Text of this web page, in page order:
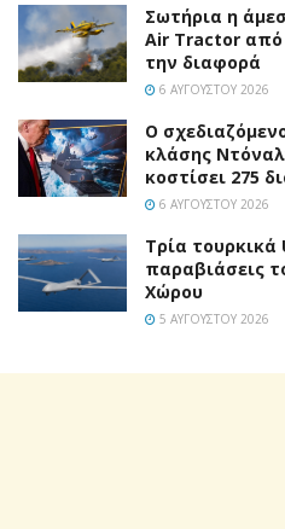
Σωτήρια η
Air Tractor από
την διαφορά
6 ΑΥΓΟΎΣΤΟΥ 2026
Ο
κλάσης
κοστίσει 275
6 ΑΥΓΟΎΣΤΟΥ 2026
Τρία τουρκικά
παραβιάσεις
Χώρου
5 ΑΥΓΟΎΣΤΟΥ 2026